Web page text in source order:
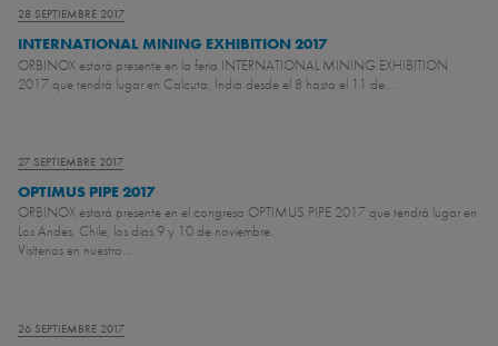
28 SEPTIEMBRE 2017
INTERNATIONAL MINING EXHIBITION 2017
ORBINOX estará presente en la feria INTERNATIONAL MINING EXHIBITION
2017 que tendrá lugar en Calcuta, India desde el 8 hasta el 11 de...
27 SEPTIEMBRE 2017
OPTIMUS PIPE 2017
ORBINOX estará presente en el congreso OPTIMUS PIPE 2017 que tendrá lugar en
Los Andes, Chile, los días 9 y 10 de noviembre.
Visítenos en nuestro...
26 SEPTIEMBRE 2017